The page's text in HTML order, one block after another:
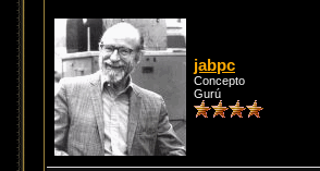
jabpc
Concepto
Gurú